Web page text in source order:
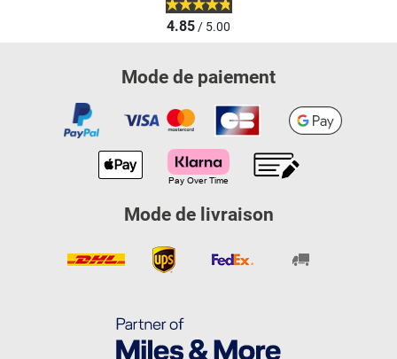
4.85/ 5.00
Mode de paiement
Mode de livraison